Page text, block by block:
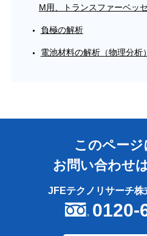
M用、トランスファーベッセ
負極の解析
電池材料の解析（物理分析）
このページ
お問い合わせ
JFEテクノリサーチ株
0120-